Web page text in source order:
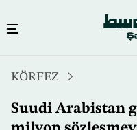
içeriğe
atla
KÖRFEZ
Suudi Arabistan